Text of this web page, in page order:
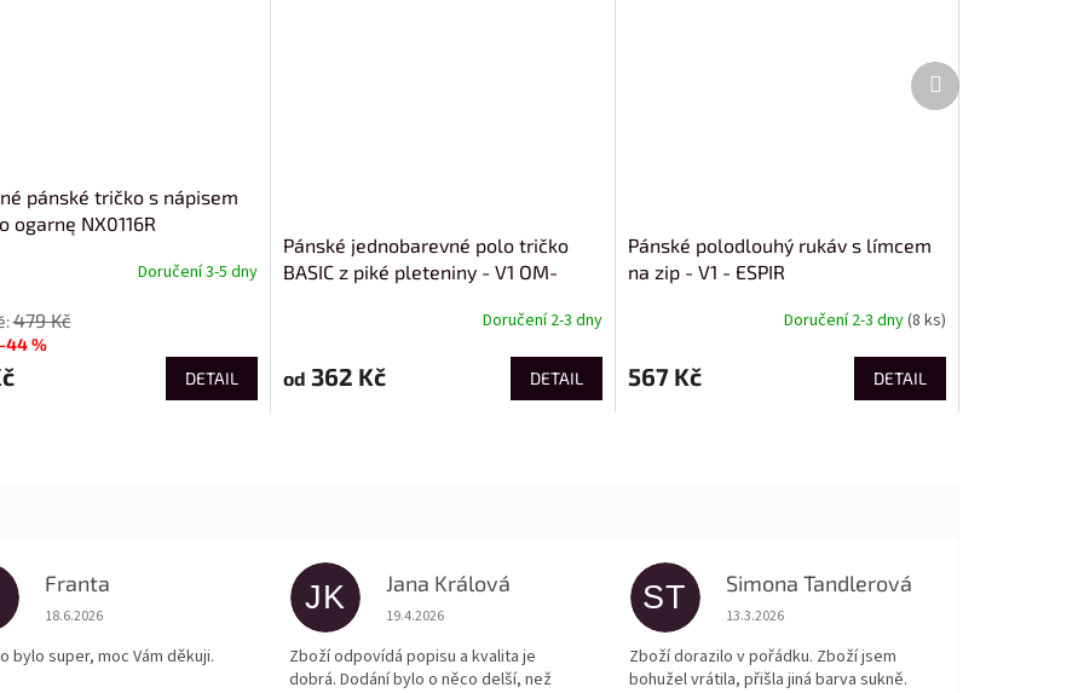
pánské tričko s nápisem
ogarnę NX0116R
Doručení 3-5 dny
479 Kč
%
DETAIL
Pánské jednobarevné polo tričko
BASIC z piké pleteniny - V1 OM-
Doručení 2-3 dny
od 362 Kč DETAIL
Pánské polodlouhý rukáv s límcem
na zip - V1 - ESPIR
Doručení 2-3 dny(8 ks)
567 Kč DETAIL
Další
produkt
Franta
Hodnocení obchodu je 5 z 5 hvězdiček.
18.6.2026
bylo super, moc Vám děkuji.
JK Jana Králová
Hodnocení obchodu je 5 z 5 hvězdiček.
19.4.2026
Zboží odpovídá popisu a kvalita je
dobrá. Dodání bylo o něco delší, než
ST Simona Tandlerová
Hodnocení obchodu je 5 z 5 hvězdiček.
13.3.2026
Zboží dorazilo v pořádku. Zboží jsem
bohužel vrátila, přišla jiná barva sukně.